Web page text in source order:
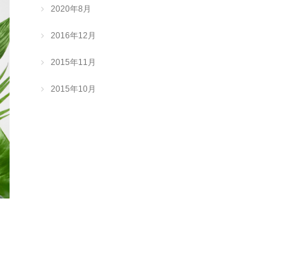
2020年8月
2016年12月
2015年11月
2015年10月